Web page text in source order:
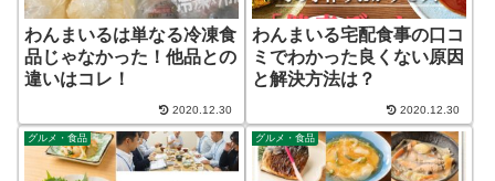
わんまいるは単なる冷凍食
品じゃなかった！他品との
違いはコレ！
2020.12.30
わんまいる宅配食事の口コ
ミでわかった良くない原因
と解決方法は？
2020.12.30
グルメ・食品 グルメ・食品